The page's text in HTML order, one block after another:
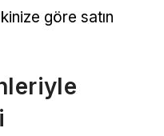
göre satın